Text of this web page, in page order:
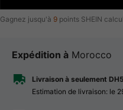
Gagnez jusqu'à 9 points SHEIN
Expédition à Morocco
Livraison à seulement
Estimation de livraison: le